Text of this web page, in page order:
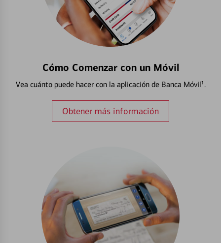
Cómo Comenzar con un Móvil
Vea cuánto puede hacer con la aplicación de Banca Móvil¹.
Obtener más información